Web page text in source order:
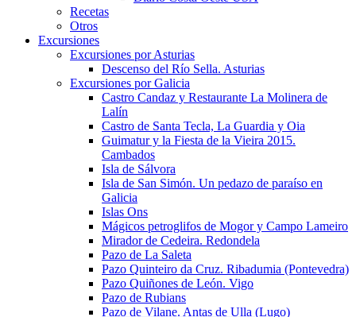
Recetas
Otros
Excursiones
Excursiones por Asturias
Descenso del Río Sella. Asturias
Excursiones por Galicia
Castro Candaz y Restaurante La Molinera de
Lalín
Castro de Santa Tecla, La Guardia y Oia
Guimatur y la Fiesta de la Vieira 2015.
Cambados
Isla de Sálvora
Isla de San Simón. Un pedazo de paraíso en
Galicia
Islas Ons
Mágicos petroglifos de Mogor y Campo Lameiro
Mirador de Cedeira. Redondela
Pazo de La Saleta
Pazo Quinteiro da Cruz. Ribadumia (Pontevedra)
Pazo Quiñones de León. Vigo
Pazo de Rubians
Pazo de Vilane. Antas de Ulla (Lugo)